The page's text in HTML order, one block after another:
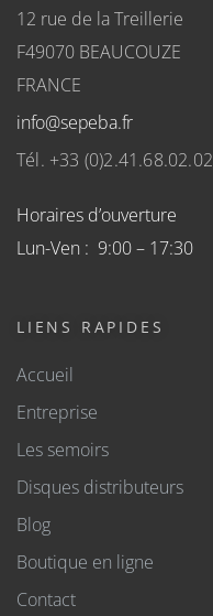
12 rue de la Treillerie
F49070 BEAUCOUZE
FRANCE
info@sepeba.fr
Tél. +33 (0)2.41.68.02.02
Horaires d’ouverture
Lun-Ven : 9:00 – 17:30
LIENS RAPIDES
Accueil
Entreprise
Les semoirs
Disques distributeurs
Blog
Boutique en ligne
Contact